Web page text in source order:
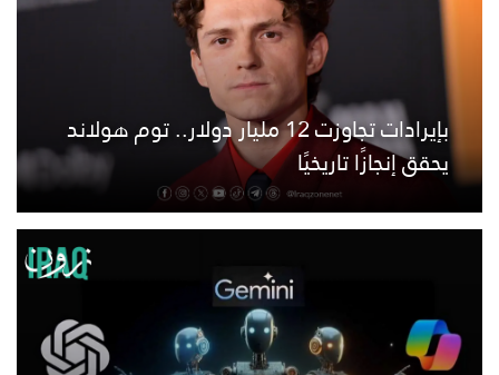
بإيرادات تجاوزت 12 مليار دولار.. توم هولاند
يحقق إنجازًا تاريخيًا